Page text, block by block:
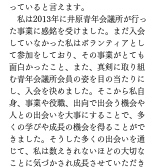
っていると言えます。
私は2013年に井原青年会議所が行っ
た事業に感銘を受けました。まだ入会
していなかった私はボランティアとし
て参加をしており、その事業がとても
面白かったこと、また、真剣に取り組
む青年会議所会員の姿を目の当たりに
し、入会を決めました。そこから私自
身、事業や役職、出向で出会う機会や
人との出会いを大事にすることで、多
くの学びや成長の機会を得ることがで
きました。そうした多くの出会いを通
じて、私は数えきれないほどの大切な
ことに気づかされ成長させていただき